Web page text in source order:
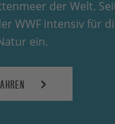
der Welt.
WWF intensiv für
ein.